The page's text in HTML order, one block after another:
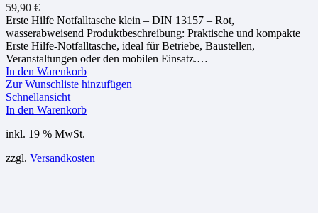
59,90 €
Erste Hilfe Notfalltasche klein – DIN 13157 – Rot,
wasserabweisend Produktbeschreibung: Praktische und kompakte
Erste Hilfe-Notfalltasche, ideal für Betriebe, Baustellen,
Veranstaltungen oder den mobilen Einsatz.…
In den Warenkorb
Zur Wunschliste hinzufügen
Schnellansicht
In den Warenkorb
inkl. 19 % MwSt.
zzgl. Versandkosten